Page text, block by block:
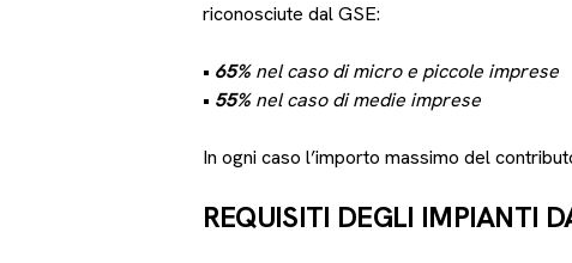
riconosciute dal GSE:
• 65%nel caso di micro e piccole imprese
• 55%nel caso di medie imprese
In ogni caso l’importo massimo del
REQUISITI DEGLI IMPIANTI